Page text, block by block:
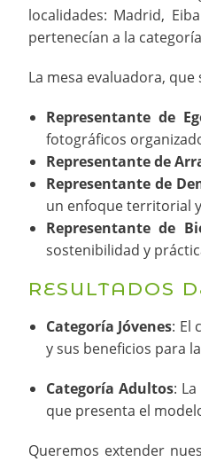
localidades: Madrid,
pertenecían a la
La mesa evaluadora,
Representante de
fotográficos
Representante de
Representante de
un enfoque territorial
Representante de
sostenibilidad y
RESULTADOS
Categoría Jóvenes: El
y sus beneficios para
Categoría Adultos:
que presenta el
Queremos extender